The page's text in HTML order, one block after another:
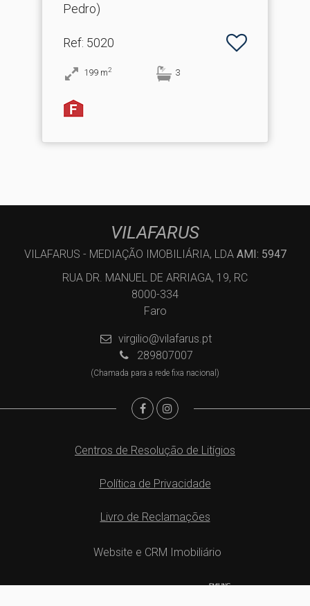
Pedro)
Ref: 5020
199 m2 3
VILAFARUS
VILAFARUS - MEDIAÇÃO IMOBILIÁRIA, LDA AMI: 5947
RUA DR. MANUEL DE ARRIAGA, 19, RC
8000-334
Faro
virgilio@vilafarus.pt
289807007
(Chamada para a rede fixa nacional)
Centros de Resolução de Litígios
Política de Privacidade
Livro de Reclamações
Website e CRM Imobiliário